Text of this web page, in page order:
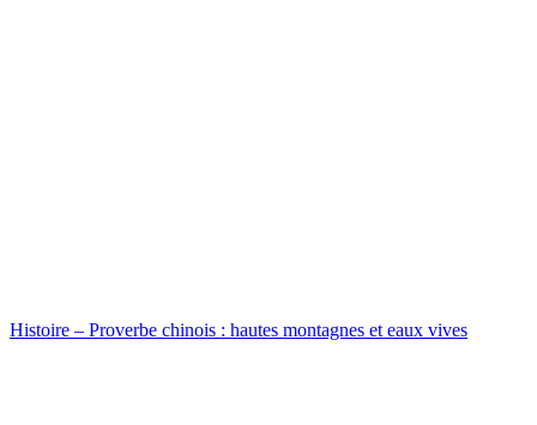
Histoire – Proverbe chinois : hautes montagnes et eaux vives